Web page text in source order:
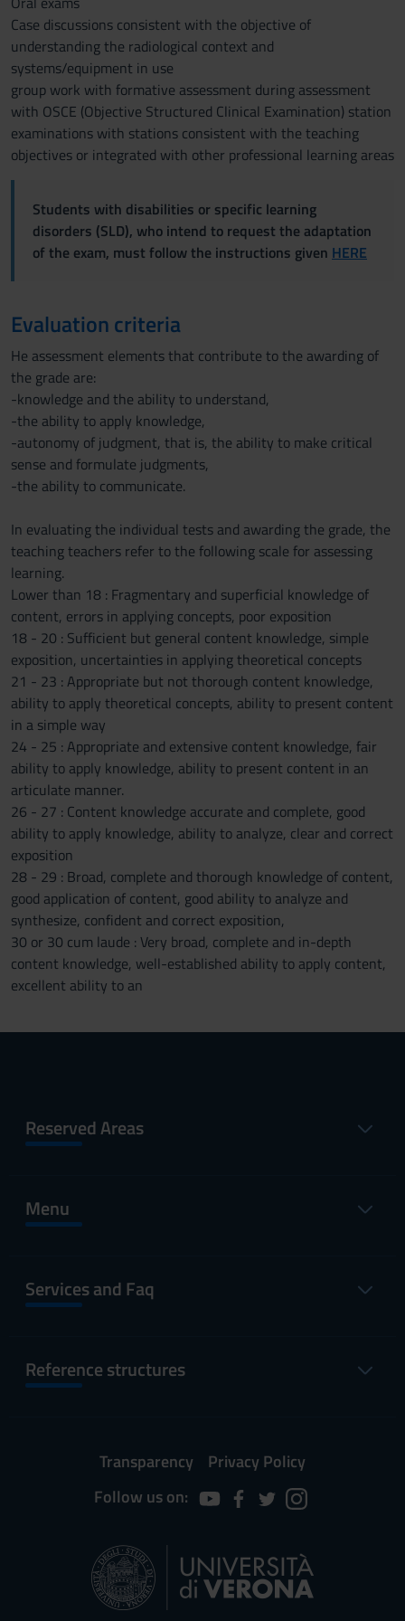
Case discussions consistent with the objective of
understanding the radiological context and
systems/equipment in use
group work with formative assessment during assessment
with OSCE (Objective Structured Clinical Examination) station
examinations with stations consistent with the teaching
objectives or integrated with other professional learning areas
Students with disabilities or specific learning
disorders (SLD), who intend to request the adaptation
of the exam, must follow the instructions given HERE
Evaluation criteria
He assessment elements that contribute to the awarding of
the grade are:
-knowledge and the ability to understand,
-the ability to apply knowledge,
-autonomy of judgment, that is, the ability to make critical
sense and formulate judgments,
-the ability to communicate.
In evaluating the individual tests and awarding the grade, the
teaching teachers refer to the following scale for assessing
learning.
Lower than 18 : Fragmentary and superficial knowledge of
content, errors in applying concepts, poor exposition
18 - 20 : Sufficient but general content knowledge, simple
exposition, uncertainties in applying theoretical concepts
21 - 23 : Appropriate but not thorough content knowledge,
ability to apply theoretical concepts, ability to present content
in a simple way
24 - 25 : Appropriate and extensive content knowledge, fair
ability to apply knowledge, ability to present content in an
articulate manner.
26 - 27 : Content knowledge accurate and complete, good
ability to apply knowledge, ability to analyze, clear and correct
exposition
28 - 29 : Broad, complete and thorough knowledge of content,
good application of content, good ability to analyze and
synthesize, confident and correct exposition,
30 or 30 cum laude : Very broad, complete and in-depth
content knowledge, well-established ability to apply content,
excellent ability to an
Reserved Areas
Menu
Services and Faq
Reference structures
Transparency
Privacy Policy
Follow us on: